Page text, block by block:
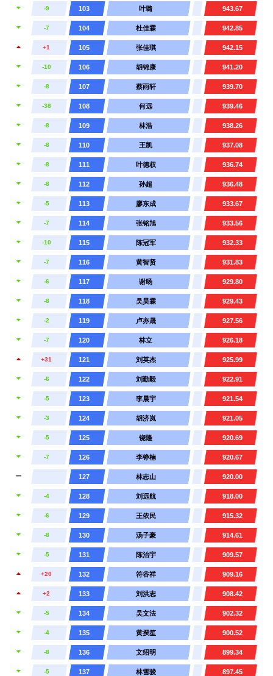
-9 103 叶璐 943.67
-7 104 杜佳霖 942.85
+1 105 张佳琪 942.15
-10 106 胡锦康 941.20
-8 107 蔡雨轩 939.70
-38 108 何远 939.46
-8 109 林浩 938.26
-8 110 王凯 937.08
-8 111 叶德权 936.74
-8 112 孙超 936.48
-5 113 廖东成 933.67
-7 114 张铭旭 933.56
-10 115 陈冠军 932.33
-7 116 黄智贤 931.83
-6 117 谢旸 929.80
-8 118 吴昊霖 929.43
-2 119 卢亦晟 927.56
-7 120 林立 926.18
+31 121 刘英杰 925.99
-6 122 刘勤毅 922.91
-5 123 李晨宇 921.54
-3 124 胡济岚 921.05
-5 125 饶隆 920.69
-7 126 李铮楠 920.67
127 林志山 920.00
-4 128 刘远航 918.00
-6 129 王依民 915.32
-8 130 汤子豪 914.61
-5 131 陈治宇 909.57
+20 132 符谷祥 909.16
+2 133 刘洪志 908.42
-5 134 吴文法 902.32
-4 135 黄揆笙 900.52
-8 136 文绍明 899.34
-5 137 林雪骏 897.45